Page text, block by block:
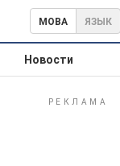
МОВА ЯЗЫК
Новости